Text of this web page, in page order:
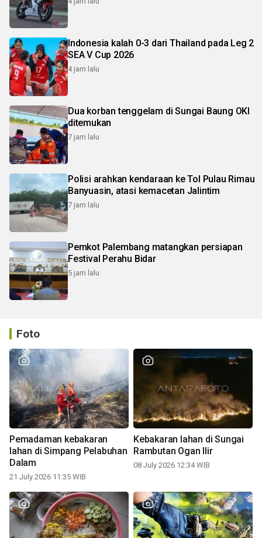
Indonesia kalah 0-3 dari Thailand pada Leg 2
SEA V Cup 2026
4 jam lalu
Dua korban tenggelam di Sungai Baung OKI
ditemukan
7 jam lalu
Polisi arahkan kendaraan ke Tol Pulau Rimau
Banyuasin, atasi kemacetan Jalintim
7 jam lalu
Pemkot Palembang matangkan persiapan
Festival Perahu Bidar
5 jam lalu
Foto
Pemadaman kebakaran
lahan di Simpang Pelabuhan
Dalam
21 July 2026 11:35 WIB
Kebakaran lahan di Sungai
Rambutan Ogan Ilir
08 July 2026 12:34 WIB